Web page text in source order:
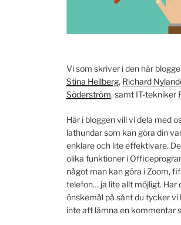
Vi som skriver i den här
Stina Hellberg, Richard
Söderström, samt IT-tekniker
Här i bloggen vill vi dela med
lathundar som kan göra din
enklare och lite effektivare.
olika funktioner i
något man kan göra i Zoom,
telefon… ja lite allt möjligt. Har
önskemål på sånt du tycker vi
inte att lämna en kommentar